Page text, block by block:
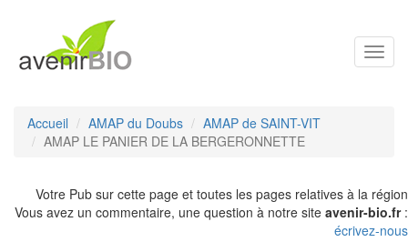
Accueil AMAP du Doubs
AMAP de SAINT-VIT
AMAP LE PANIER DE LA BERGERONNETTE
Votre Pub sur cette page et toutes les pages relatives à la région
Vous avez un commentaire, une question à notre site avenir-bio.fr:
écrivez-nous